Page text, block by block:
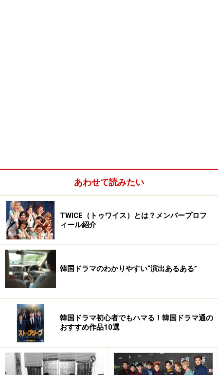
あわせて読みたい
TWICE（トゥワイス）とは？メンバープロフ
ィール紹介
韓国ドラマのわかりやすい“演出あるある”
韓国ドラマ初心者でもハマる！韓国ドラマ通の
おすすめ作品10選